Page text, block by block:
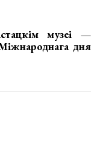
музеі —
дня